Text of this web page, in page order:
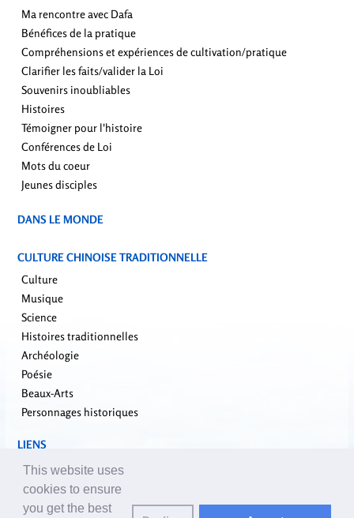
Ma rencontre avec Dafa
Bénéfices de la pratique
Compréhensions et expériences de cultivation/pratique
Clarifier les faits/valider la Loi
Souvenirs inoubliables
Histoires
Témoigner pour l'histoire
Conférences de Loi
Mots du coeur
Jeunes disciples
DANS LE MONDE
CULTURE CHINOISE TRADITIONNELLE
Culture
Musique
Science
Histoires traditionnelles
Archéologie
Poésie
Beaux-Arts
Personnages historiques
LIENS
falundafa.org
faluninfo.net
minghui.org
This website uses
cookies to ensure
you get the best